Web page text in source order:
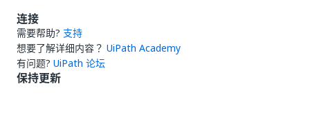
连接
需要帮助? 支持
想要了解详细内容？ UiPath Academy
有问题? UiPath 论坛
保持更新